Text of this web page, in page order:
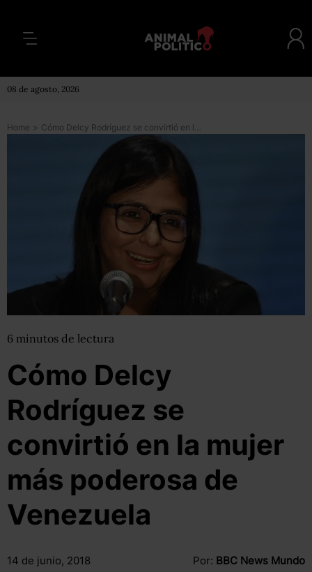
08 de agosto, 2026
Home > Cómo Delcy Rodríguez se convirtió en la mujer más poderosa de Venezuela
6 minutos de lectura
Cómo Delcy
Rodríguez se
convirtió en la mujer
más poderosa de
Venezuela
14 de junio, 2018 Por: BBC News Mundo